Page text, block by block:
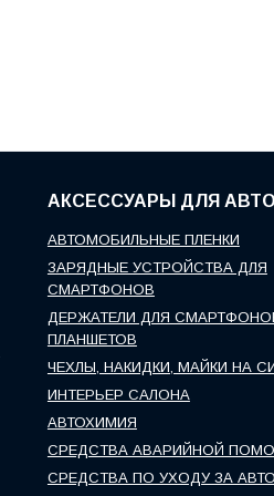
АКСЕССУАРЫ ДЛЯ АВТО
АВТОМОБИЛЬНЫЕ ПЛЕНКИ
ЗАРЯДНЫЕ УСТРОЙСТВА ДЛЯ
СМАРТФОНОВ
ДЕРЖАТЕЛИ ДЛЯ
ПЛАНШЕТОВ
ЧЕХЛЫ, НАКИДКИ, МАЙКИ НА
ИНТЕРЬЕР САЛОНА
АВТОХИМИЯ
СРЕДСТВА АВАРИЙНОЙ
СРЕДСТВА ПО УХОДУ ЗА АВТО